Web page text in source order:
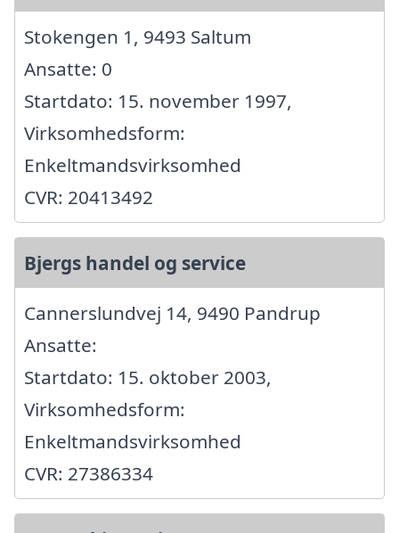
Stokengen 1, 9493 Saltum
Ansatte: 0
Startdato: 15. november 1997,
Virksomhedsform:
Enkeltmandsvirksomhed
CVR: 20413492
Bjergs handel og service
Cannerslundvej 14, 9490 Pandrup
Ansatte:
Startdato: 15. oktober 2003,
Virksomhedsform:
Enkeltmandsvirksomhed
CVR: 27386334